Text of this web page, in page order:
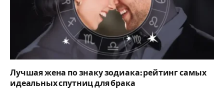
Лучшая жена по знаку зодиака: рейтинг самых
идеальных спутниц для брака